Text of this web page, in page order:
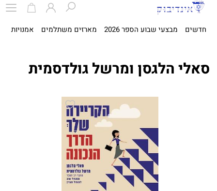
חדשים מבצעי שבוע הספר 2026 מארזים משתלמים אמנויות
סאלי הלגסן ומרשל גולדסמית